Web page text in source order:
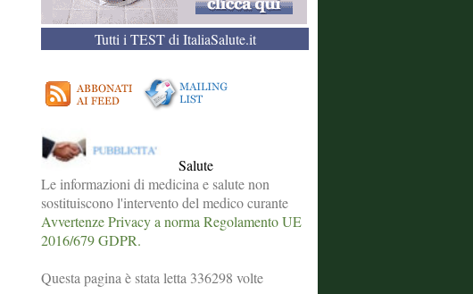
Tutti i TEST di ItaliaSalute.it
Salute
Le informazioni di medicina e salute non
sostituiscono l'intervento del medico curante
Avvertenze Privacy a norma Regolamento UE
2016/679 GDPR.
Questa pagina è stata letta 336298 volte